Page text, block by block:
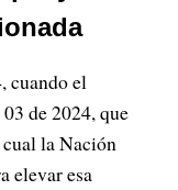
cuando el
de 2024, que
la Nación
elevar esa